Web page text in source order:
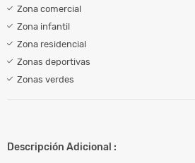
Zona comercial
Zona infantil
Zona residencial
Zonas deportivas
Zonas verdes
Descripción Adicional :